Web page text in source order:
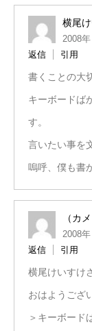
横尾
2008
返信
引用
書くことの大
キーボードば
す。
言いたい事を
嗚呼、僕も書
（カメ
2008
返信
引用
横尾けいすけ
おはようござ
＞キーボード